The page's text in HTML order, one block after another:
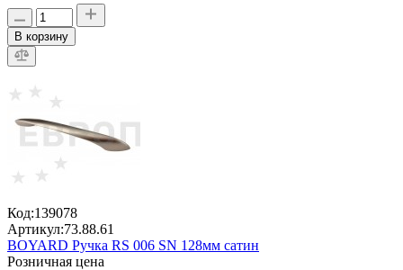
В корзину
Код:139078
Артикул:73.88.61
BOYARD Ручка RS 006 SN 128мм сатин
Розничная цена